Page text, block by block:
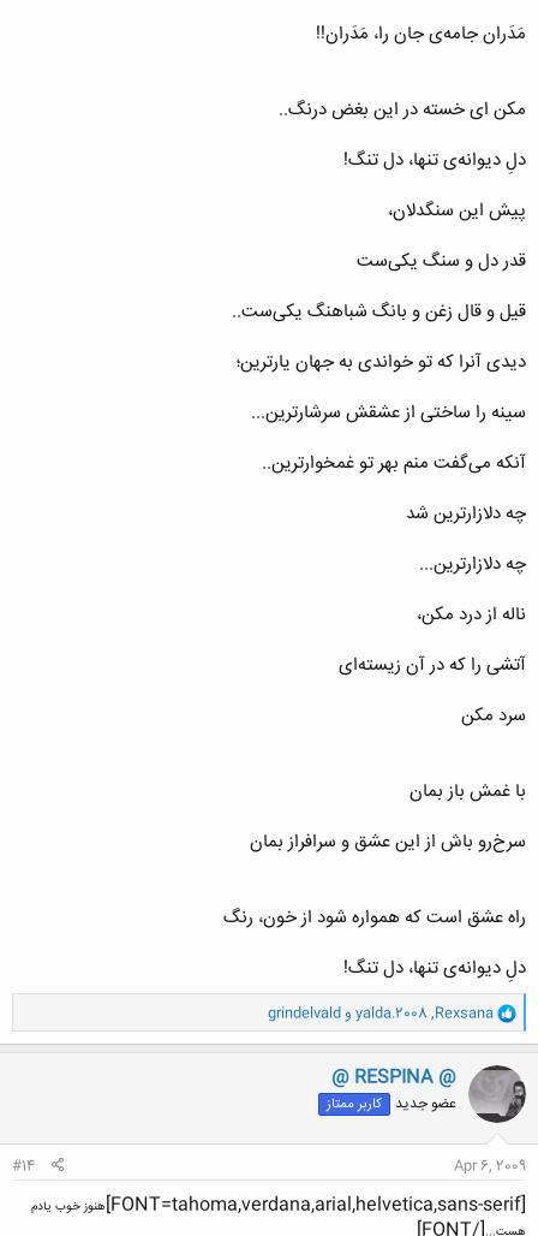
مَدَران جامه‌ی جان را، مَدَران!!
مكن ای خسته در این بغض درنگ..
دلِ دیوانه‌ی تنها، دل تنگ!
پیش این سنگدلان،
قدر دل و سنگ یكی‌ست
قیل و قال زغن و بانگ شباهنگ یكی‌ست..
دیدی آنرا كه تو خواندی به جهان یارترین؛
سینه را ساختی از عشقش سرشارترین...
آنكه می‌گفت منم بهر تو غمخوارترین..
چه دلازارترین شد
چه دلازارترین...
ناله از درد مكن،
آتشی را كه در آن زیسته‌ای
سرد مكن
با غمش باز بمان
سرخ‌رو باش از این عشق و سرافراز بمان
راه عشق است كه همواره شود از خون، رنگ
دلِ دیوانه‌ی تنها، دل تنگ!
و
ا
ک
ن
ش
ه
ا
Rexsana
,
yalda.2008 و grindelvald
@ RESPINA @
عضو جدید کاربر ممتاز
Apr 6, 2009
#14
[FONT=tahoma,verdana,arial,helvetica,sans-serif]
هنوز خوب یادم